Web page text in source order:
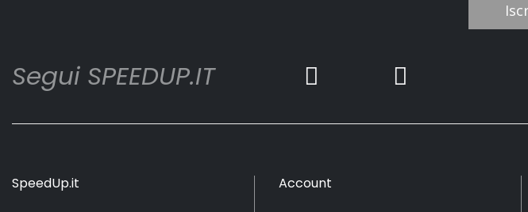
Segui SPEEDUP.IT
SpeedUp.it Account